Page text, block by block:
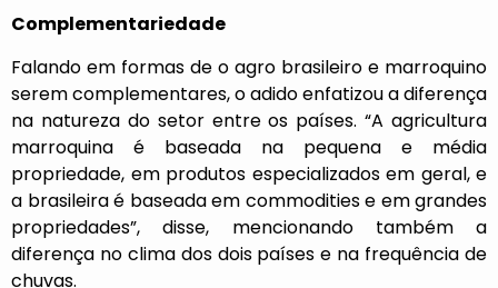
Complementariedade
Falando em formas de o agro brasileiro e marroquino
serem complementares, o adido enfatizou a diferença
na natureza do setor entre os países. “A agricultura
marroquina é baseada na pequena e média
propriedade, em produtos especializados em geral, e
a brasileira é baseada em commodities e em grandes
propriedades”, disse, mencionando também a
diferença no clima dos dois países e na frequência de
chuvas.